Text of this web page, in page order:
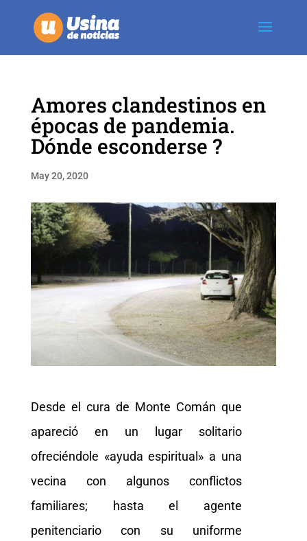
Amores clandestinos en
épocas de pandemia.
Dónde esconderse ?
May 20, 2020
Desde el cura de Monte Comán que
apareció en un lugar solitario
ofreciéndole «ayuda espiritual» a una
vecina con algunos conflictos
familiares; hasta el agente
penitenciario con su uniforme